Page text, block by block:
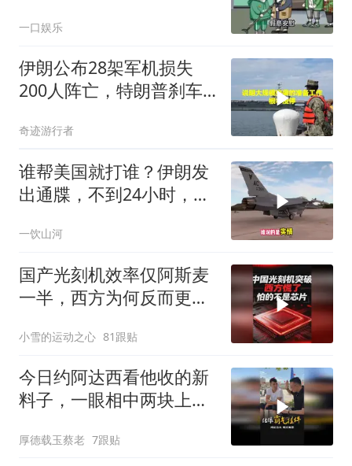
一口娱乐
伊朗公布28架军机损失
200人阵亡，特朗普刹车
奇迹游行者
谁帮美国就打谁？伊朗发
出通牒，不到24小时，特
一饮山河
国产光刻机效率仅阿斯麦
一半，西方为何反而更
小雪的运动之心 81跟贴
今日约阿达西看他收的新
料子，一眼相中两块上乘
厚德载玉蔡老 7跟贴